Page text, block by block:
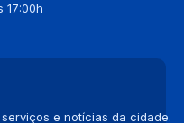
17:00h
e notícias da cidade.